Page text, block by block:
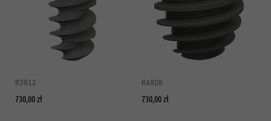
R3812
730,00zł
R4808
730,00zł